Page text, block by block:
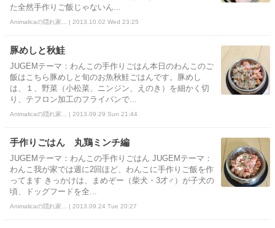
た全然手作りご飯じゃないん...
Animalicaの隠れ家... | 2013.10.02 Wed 23:25
豚めしと秋鮭
JUGEMテーマ：わんこの手作りごはん本日のわんこのご
飯はこちら豚めしと旬のお魚秋鮭ごはんです。豚めし
は、１、野菜（小松菜、ニンジン、えのき）を細かく切
り、テフロン加工のフライパンで...
Animalicaの隠れ家... | 2013.09.29 Sun 21:44
手作りごはん 丸鶏ミンチ編
JUGEMテーマ：わんこの手作りごはん JUGEMテーマ：
わんこ我が家では週に2回ほど、わんこに手作りご飯を作
ってます きっかけは、まめぞー（柴犬・3才♂）が子犬の
頃、ドッグフードを全...
Animalicaの隠れ家... | 2013.09.24 Tue 20:27